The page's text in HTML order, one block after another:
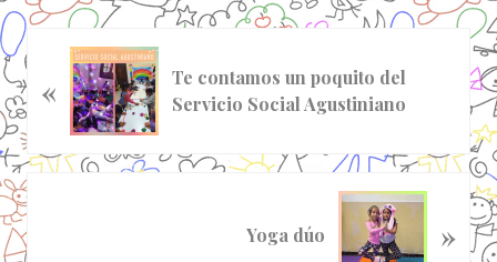
n
a
«
Te contamos un poquito del
Servicio Social Agustiniano
Yoga dúo »